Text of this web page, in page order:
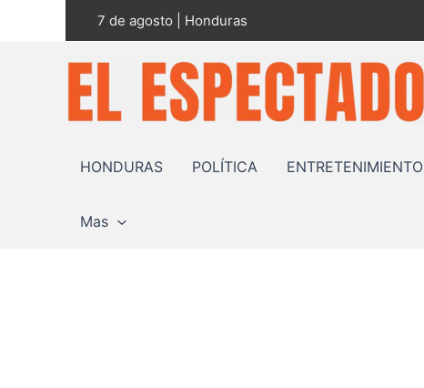
7 de agosto | Honduras
HONDURAS POLÍTICA ENTRETENIMIENTO
Mas